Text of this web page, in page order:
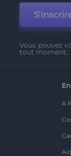
Vous pouvez
tout moment.
A